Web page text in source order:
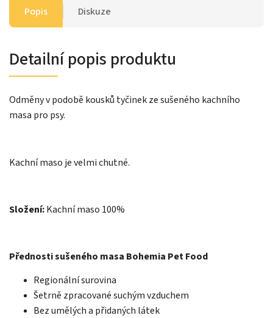
Popis Diskuze
Detailní popis produktu
Odměny v podobě kousků tyčinek ze sušeného kachního
masa pro psy.
Kachní maso je velmi chutné.
Složení:Kachní maso 100%
Přednosti sušeného masa Bohemia Pet Food
Regionální surovina
Šetrně zpracované suchým vzduchem
Bez umělých a přidaných látek